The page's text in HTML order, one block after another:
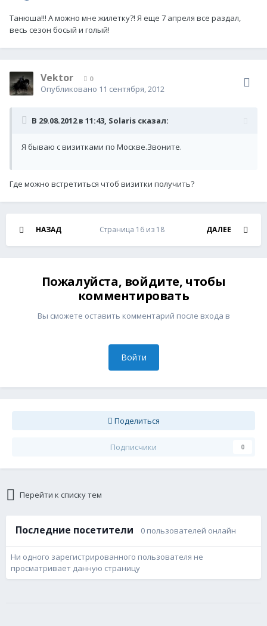
Танюша!!! А можно мне жилетку?! Я еще 7 апреля все раздал,
весь сезон босый и голый!
Vektor 0
Опубликовано 11 сентября, 2012
В 29.08.2012 в 11:43, Solaris сказал:
Я бываю с визитками по Москве.Звоните.
Где можно встретиться чтоб визитки получить?
НАЗАД ДАЛЕЕ
Страница 16 из 18
Пожалуйста, войдите, чтобы
комментировать
Вы сможете оставить комментарий после входа в
Войти
Поделиться
Подписчики 0
Перейти к списку тем
Последние посетители 0 пользователей онлайн
Ни одного зарегистрированного пользователя не
просматривает данную страницу